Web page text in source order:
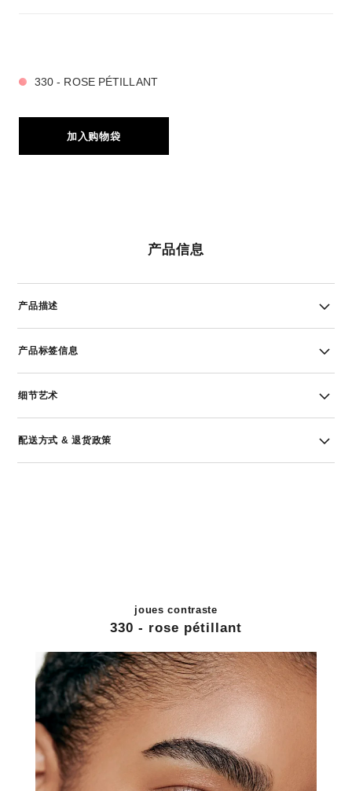
330 - ROSE PÉTILLANT
加入购物袋
产品信息
产品描述
产品标签信息
细节艺术
配送方式 & 退货政策
joues contraste
330 - rose pétillant